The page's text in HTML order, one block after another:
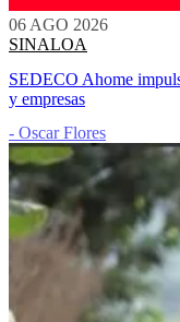
06 AGO 2026
SINALOA
SEDECO Ahome
y empresas
- Oscar Flores